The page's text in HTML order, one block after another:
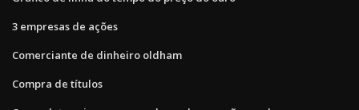
3 empresas de ações
Comerciante de dinheiro oldham
Compra de títulos